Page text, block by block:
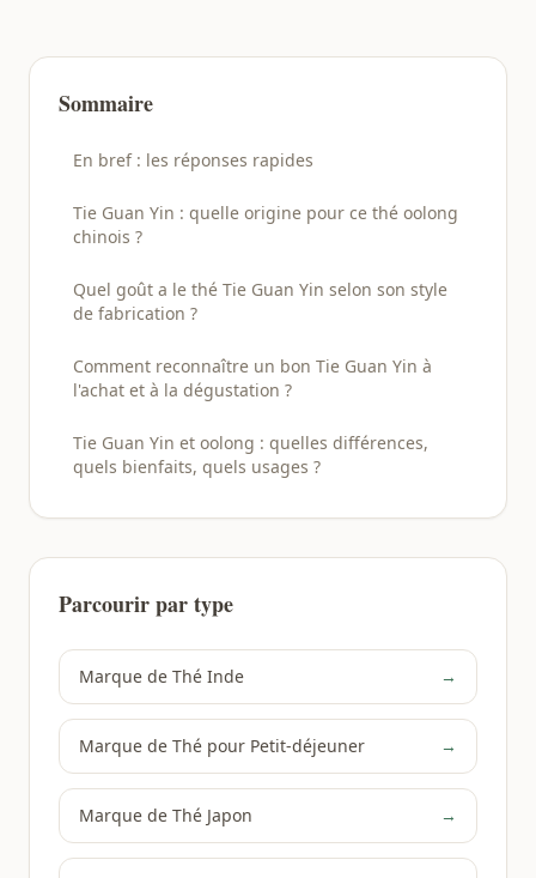
Sommaire
En bref : les réponses rapides
Tie Guan Yin : quelle origine pour ce thé oolong
chinois ?
Quel goût a le thé Tie Guan Yin selon son style
de fabrication ?
Comment reconnaître un bon Tie Guan Yin à
l'achat et à la dégustation ?
Tie Guan Yin et oolong : quelles différences,
quels bienfaits, quels usages ?
Parcourir par type
Marque de Thé Inde →
Marque de Thé pour Petit-déjeuner →
Marque de Thé Japon →